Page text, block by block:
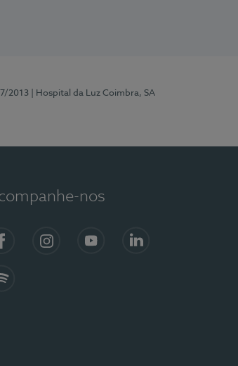
2013
| Hospital da Luz Coimbra, SA
nos